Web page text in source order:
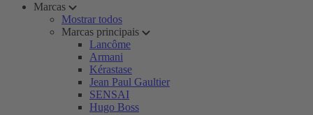
Marcas
Mostrar todos
Marcas principais
Lancôme
Armani
Kérastase
Jean Paul Gaultier
SENSAI
Hugo Boss